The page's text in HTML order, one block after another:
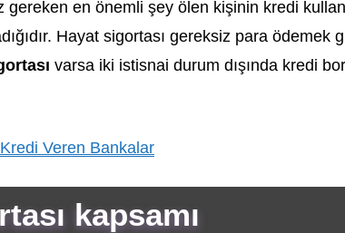
gereken en önemli şey ölen kişinin kredi
Hayat sigortası gereksiz para ödemek
varsa iki istisnai durum dışında kredi
Veren Bankalar
kapsamı